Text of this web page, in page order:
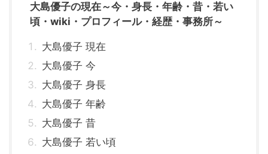
大島優子の現在～今・身長・年齢・昔・若い
頃・wiki・プロフィール・経歴・事務所～
大島優子 現在
大島優子 今
大島優子 身長
大島優子 年齢
大島優子 昔
大島優子 若い頃